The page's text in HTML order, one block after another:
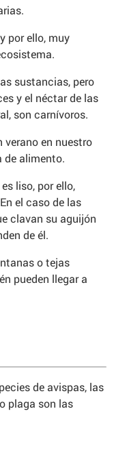
por ello, muy
sustancias, pero
y el néctar de las
son carnívoros.
verano en nuestro
de alimento.
liso, por ello,
el caso de las
clavan su aguijón
de él.
o tejas
pueden llegar a
de avispas, las
plaga son las